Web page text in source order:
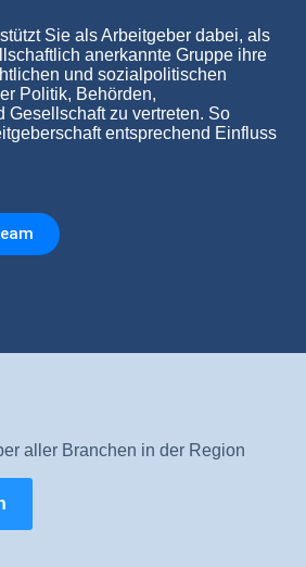
Sie als Arbeitgeber dabei, als
anerkannte Gruppe ihre
und sozialpolitischen
Politik, Behörden,
Gesellschaft zu vertreten. So
entsprechend Einfluss
aller Branchen in der Region